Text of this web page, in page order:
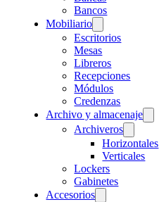
Bancos
Mobiliario
Escritorios
Mesas
Libreros
Recepciones
Módulos
Credenzas
Archivo y almacenaje
Archiveros
Horizontales
Verticales
Lockers
Gabinetes
Accesorios